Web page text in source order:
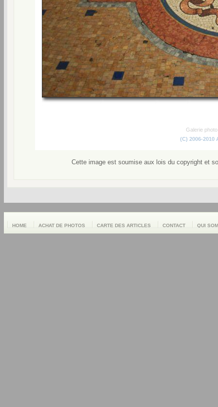
Galerie
(C) 2006-2010
Cette image est soumise aux lois du copyright et
HOME ACHAT DE PHOTOS CARTE DES ARTICLES CONTACT QUI